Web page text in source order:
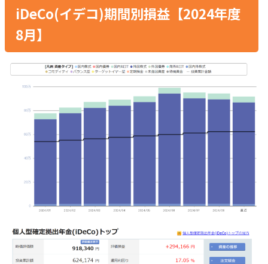
iDeCo(イデコ)期間別損益【2024年度
8月】